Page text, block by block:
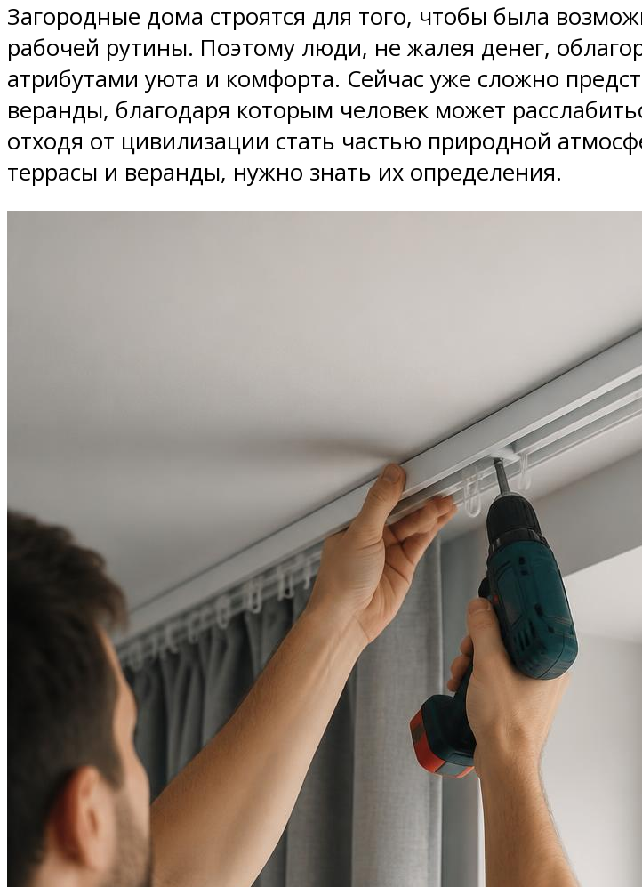
Загородные дома строятся для того, чтобы была
рабочей рутины. Поэтому люди, не жалея денег,
атрибутами уюта и комфорта. Сейчас уже сложно
веранды, благодаря которым человек может
отходя от цивилизации стать частью природной
террасы и веранды, нужно знать их определения.